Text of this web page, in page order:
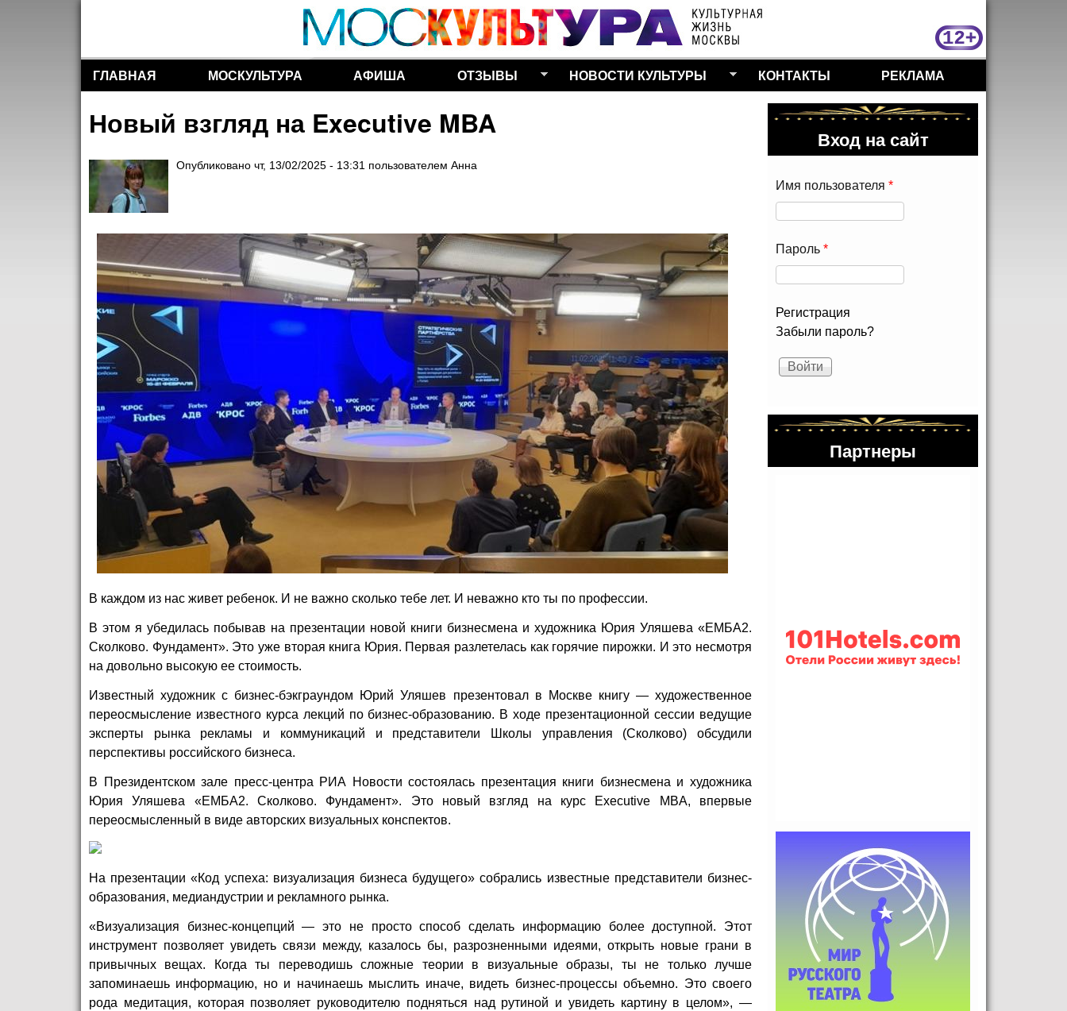
Перейти к основному
содержанию
Разделы сайта
ГЛАВНАЯ МОСКУЛЬТУРА АФИША ОТЗЫВЫ НОВОСТИ КУЛЬТУРЫ КОНТАКТЫ РЕКЛАМА
Новый взгляд на Executive MBA
Опубликовано чт, 13/02/2025 - 13:31 пользователем Анна
В каждом из нас живет ребенок. И не важно сколько тебе лет. И неважно кто ты по профессии.
В этом я убедилась побывав на презентации новой книги бизнесмена и художника Юрия Уляшева «ЕМБА2.
Сколково. Фундамент». Это уже вторая книга Юрия. Первая разлетелась как горячие пирожки. И это несмотря
на довольно высокую ее стоимость.
Известный художник с бизнес-бэкграундом Юрий Уляшев презентовал в Москве книгу — художественное
переосмысление известного курса лекций по бизнес-образованию. В ходе презентационной сессии ведущие
эксперты рынка рекламы и коммуникаций и представители Школы управления (Сколково) обсудили
перспективы российского бизнеса.
В Президентском зале пресс-центра РИА Новости состоялась презентация книги бизнесмена и художника
Юрия Уляшева «ЕМБА2. Сколково. Фундамент». Это новый взгляд на курс Executive MBA, впервые
переосмысленный в виде авторских визуальных конспектов.
На презентации «Код успеха: визуализация бизнеса будущего» собрались известные представители бизнес-
образования, медиандустрии и рекламного рынка.
«Визуализация бизнес-концепций — это не просто способ сделать информацию более доступной. Этот
инструмент позволяет увидеть связи между, казалось бы, разрозненными идеями, открыть новые грани в
привычных вещах. Когда ты переводишь сложные теории в визуальные образы, ты не только лучше
запоминаешь информацию, но и начинаешь мыслить иначе, видеть бизнес-процессы объемно. Это своего
рода медитация, которая позволяет руководителю подняться над рутиной и увидеть картину в целом», —
Вход на сайт
Имя пользователя *
Пароль *
Регистрация
Забыли пароль?
Партнеры